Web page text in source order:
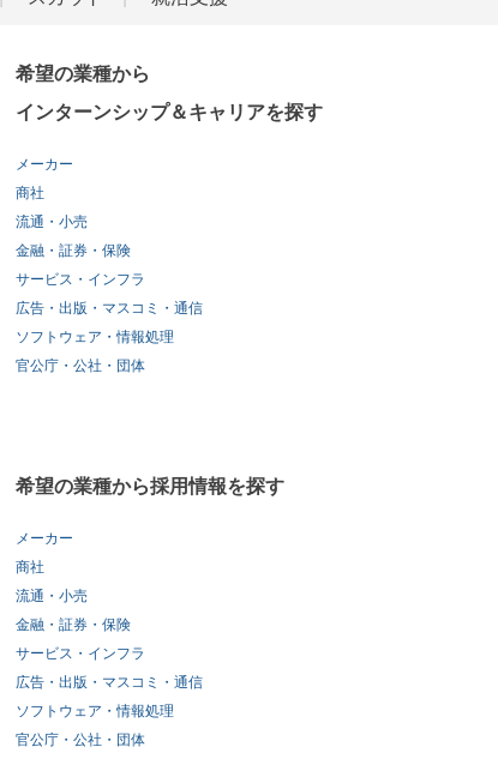
希望の業種から
インターンシップ＆キャリアを探す
メーカー
商社
流通・小売
金融・証券・保険
サービス・インフラ
広告・出版・マスコミ・通信
ソフトウェア・情報処理
官公庁・公社・団体
希望の業種から採用情報を探す
メーカー
商社
流通・小売
金融・証券・保険
サービス・インフラ
広告・出版・マスコミ・通信
ソフトウェア・情報処理
官公庁・公社・団体